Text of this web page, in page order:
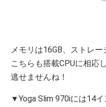
メモリは16GB、ストレ
こちらも搭載CPUに相応
逃せませんね！
▼Yoga Slim 970iには14イ